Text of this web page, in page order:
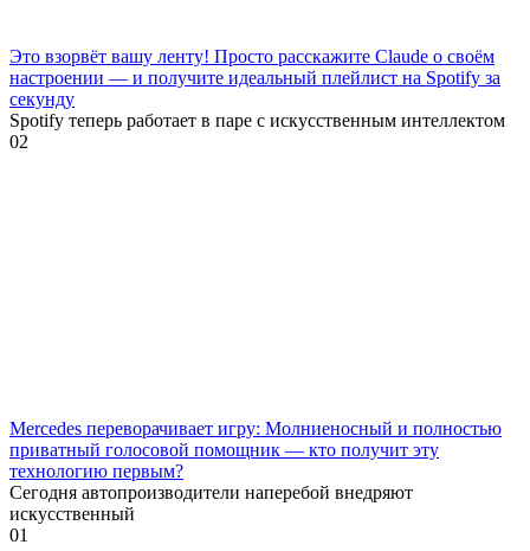
Это взорвёт вашу ленту! Просто расскажите Claude о своём
настроении — и получите идеальный плейлист на Spotify за
секунду
Spotify теперь работает в паре с искусственным интеллектом
02
Mercedes переворачивает игру: Молниеносный и полностью
приватный голосовой помощник — кто получит эту
технологию первым?
Сегодня автопроизводители наперебой внедряют
искусственный
01